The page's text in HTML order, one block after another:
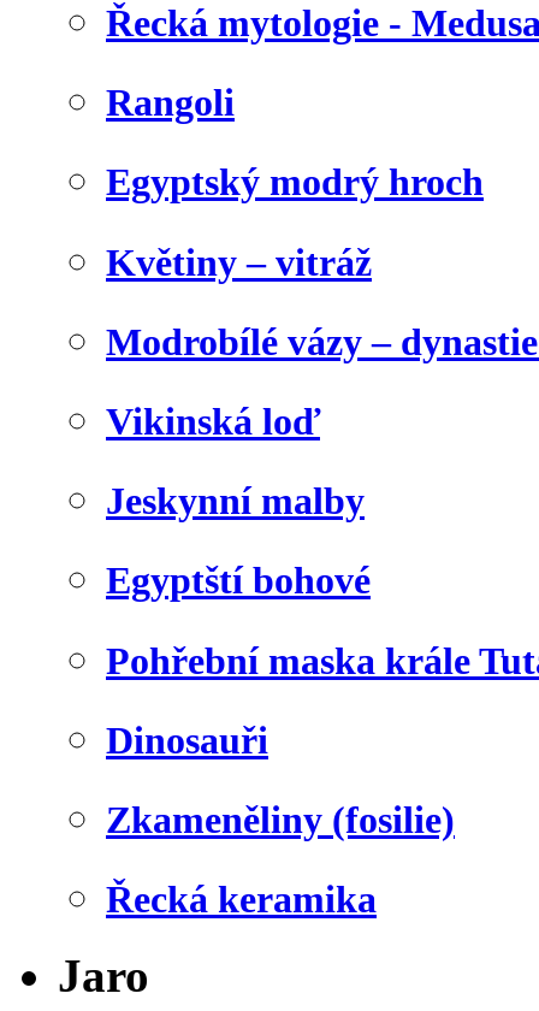
Řecká mytologie -
Rangoli
Egyptský modrý hroch
Květiny – vitráž
Modrobílé vázy –
Vikinská loď
Jeskynní malby
Egyptští bohové
Pohřební maska krále
Dinosauři
Zkameněliny (fosilie)
Řecká keramika
Jaro